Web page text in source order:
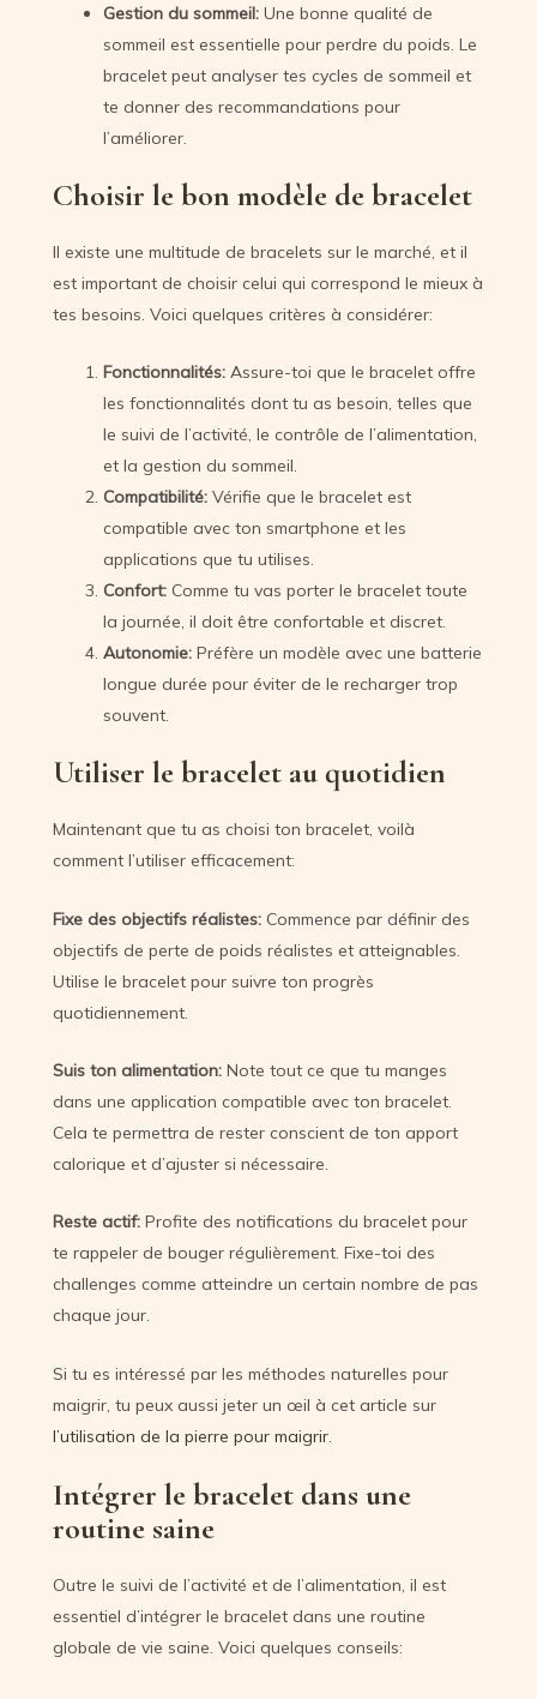
Gestion du sommeil: Une bonne qualité de
sommeil est essentielle pour perdre du poids. Le
bracelet peut analyser tes cycles de sommeil et
te donner des recommandations pour
l’améliorer.
Choisir le bon modèle de bracelet
Il existe une multitude de bracelets sur le marché, et il
est important de choisir celui qui correspond le mieux à
tes besoins. Voici quelques critères à considérer:
Fonctionnalités: Assure-toi que le bracelet offre
les fonctionnalités dont tu as besoin, telles que
le suivi de l’activité, le contrôle de l’alimentation,
et la gestion du sommeil.
Compatibilité: Vérifie que le bracelet est
compatible avec ton smartphone et les
applications que tu utilises.
Confort: Comme tu vas porter le bracelet toute
la journée, il doit être confortable et discret.
Autonomie: Préfère un modèle avec une batterie
longue durée pour éviter de le recharger trop
souvent.
Utiliser le bracelet au quotidien
Maintenant que tu as choisi ton bracelet, voilà
comment l’utiliser efficacement:
Fixe des objectifs réalistes: Commence par définir des
objectifs de perte de poids réalistes et atteignables.
Utilise le bracelet pour suivre ton progrès
quotidiennement.
Suis ton alimentation: Note tout ce que tu manges
dans une application compatible avec ton bracelet.
Cela te permettra de rester conscient de ton apport
calorique et d’ajuster si nécessaire.
Reste actif: Profite des notifications du bracelet pour
te rappeler de bouger régulièrement. Fixe-toi des
challenges comme atteindre un certain nombre de pas
chaque jour.
Si tu es intéressé par les méthodes naturelles pour
maigrir, tu peux aussi jeter un œil à cet article sur
l’utilisation de la pierre pour maigrir.
Intégrer le bracelet dans une
routine saine
Outre le suivi de l’activité et de l’alimentation, il est
essentiel d’intégrer le bracelet dans une routine
globale de vie saine. Voici quelques conseils: